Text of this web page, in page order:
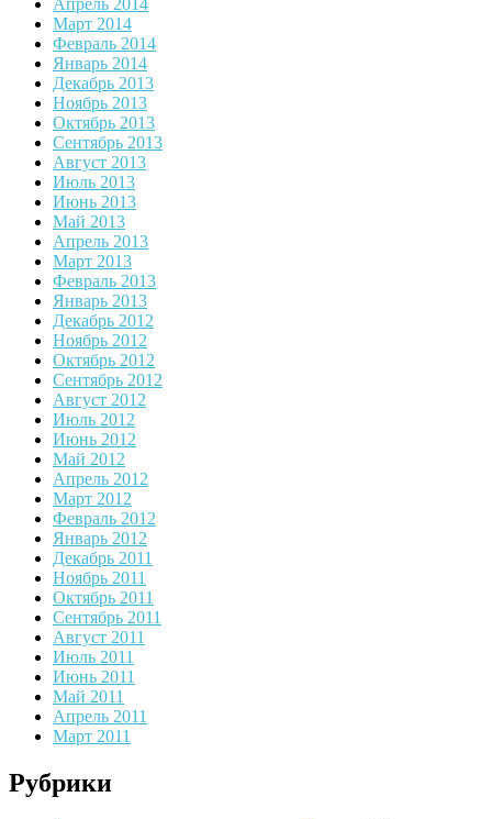
Апрель 2014
Март 2014
Февраль 2014
Январь 2014
Декабрь 2013
Ноябрь 2013
Октябрь 2013
Сентябрь 2013
Август 2013
Июль 2013
Июнь 2013
Май 2013
Апрель 2013
Март 2013
Февраль 2013
Январь 2013
Декабрь 2012
Ноябрь 2012
Октябрь 2012
Сентябрь 2012
Август 2012
Июль 2012
Июнь 2012
Май 2012
Апрель 2012
Март 2012
Февраль 2012
Январь 2012
Декабрь 2011
Ноябрь 2011
Октябрь 2011
Сентябрь 2011
Август 2011
Июль 2011
Июнь 2011
Май 2011
Апрель 2011
Март 2011
Рубрики